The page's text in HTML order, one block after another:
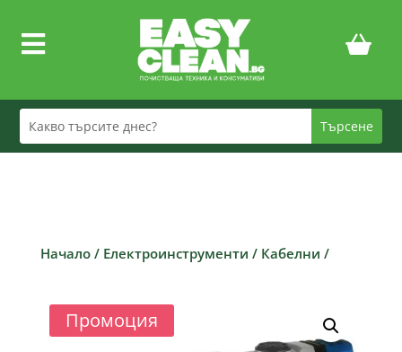

Начало/ Електроинструменти / Кабелни /
Промоция